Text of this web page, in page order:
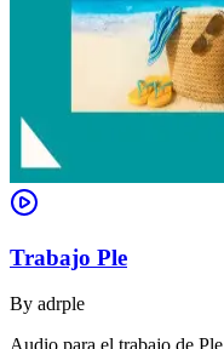
Trabajo Ple
By adrple